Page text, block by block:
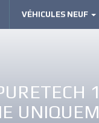
VÉHICULES NEUF